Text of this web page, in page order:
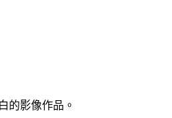
的影像作品。